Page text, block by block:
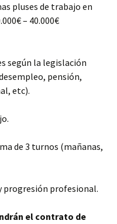
pluses de trabajo en
– 40.000€
según la legislación
pensión,
etc).
de 3 turnos (mañanas,
progresión profesional.
el contrato de